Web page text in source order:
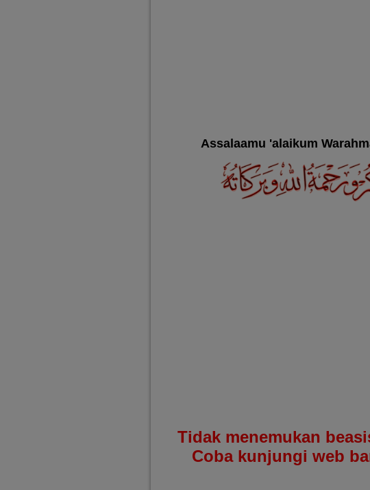
Assalaamu 'alaikum
Tidak menemukan
Coba kunjungi web